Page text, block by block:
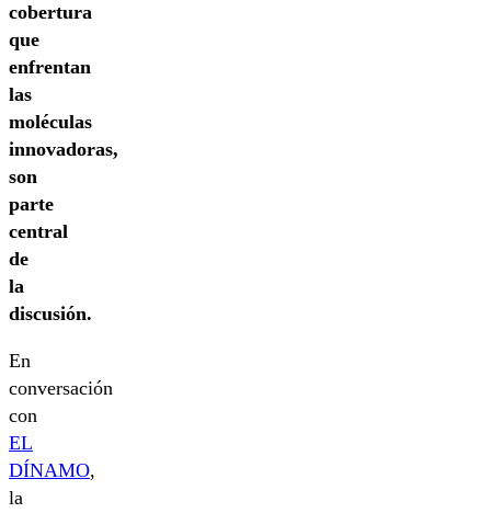
cobertura
que
enfrentan
las
moléculas
innovadoras,
son
parte
central
de
la
discusión.
En
conversación
con
EL
DÍNAMO,
la